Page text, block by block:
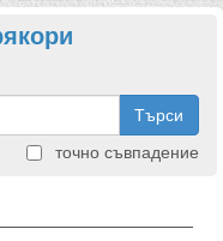
Търси
точно съвпадение